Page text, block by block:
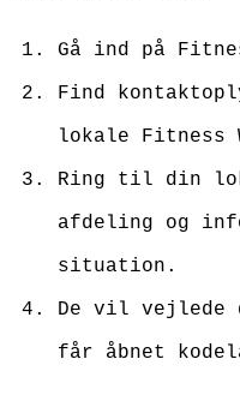
Gå ind på
Find
lokale Fitness
Ring til din
afdeling og
situation.
De vil vejlede
får åbnet